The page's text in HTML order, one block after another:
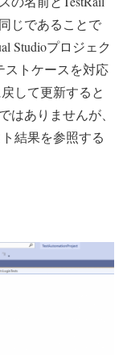
じであることで
Studioプロジェク
ストケースを対応
して更新すると
はありませんが、
結果を参照する